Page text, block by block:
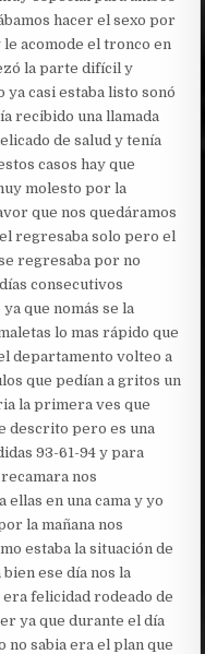
hacer el sexo por
acomode el tronco en
la parte difícil y
casi estaba listo sonó
recibido una llamada
de salud y tenía
casos hay que
molesto por la
que nos quedáramos
regresaba solo pero el
regresaba por no
consecutivos
que nomás se la
lo mas rápido que
departamento volteo a
que pedían a gritos un
la primera ves que
descrito pero es una
93-61-94 y para
nos
ellas en una cama y yo
la mañana nos
estaba la situación de
ese día nos la
felicidad rodeado de
ya que durante el día
no sabia era el plan que